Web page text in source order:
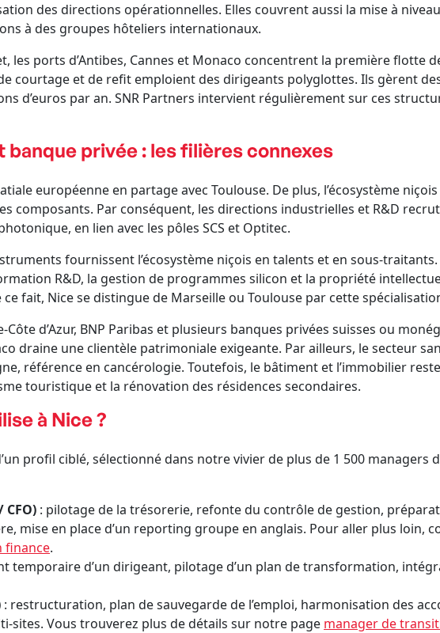
des directions opérationnelles. Elles couvrent aussi la mise à
à des groupes hôteliers internationaux.
les ports d’Antibes, Cannes et Monaco concentrent la première flotte
courtage et de refit emploient des dirigeants polyglottes. Ils gèrent
d’euros par an. SNR Partners intervient régulièrement sur ces
privée : les filières connexes
européenne en partage avec Toulouse. De plus, l’écosystème
composants. Par conséquent, les directions industrielles et R&D
en lien avec les pôles SCS et Optitec.
fournissent l’écosystème niçois en talents et en sous-traitants.
R&D, la gestion de programmes silicon et la propriété
fait, Nice se distingue de Marseille ou Toulouse par cette
d’Azur, BNP Paribas et plusieurs banques privées suisses ou
draine une clientèle patrimoniale exigeante. Par ailleurs, le secteur
référence en cancérologie. Toutefois, le bâtiment et l’immobilier
touristique et la rénovation des résidences secondaires.
à Nice ?
profil ciblé, sélectionné dans notre vivier de plus de 1 500 managers
: pilotage de la trésorerie, refonte du contrôle de gestion,
mise en place d’un reporting groupe en anglais. Pour aller plus loin,
finance.
temporaire d’un dirigeant, pilotage d’un plan de transformation,
: restructuration, plan de sauvegarde de l’emploi, harmonisation des
sites. Vous trouverez plus de détails sur notre page manager de